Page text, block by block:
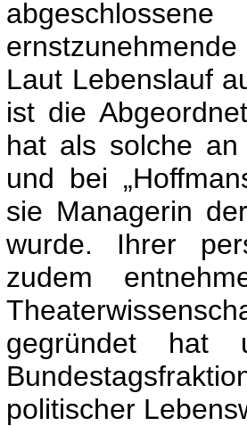
Laut Lebenslauf
ist die
hat als solche an
und bei
sie Managerin
wurde. Ihrer
zudem
gegründet hat
politischer